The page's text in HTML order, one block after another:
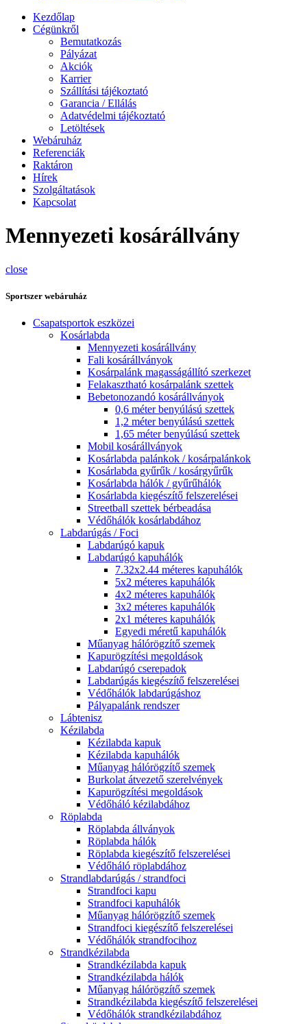
Kezdőlap
Cégünkről
Bemutatkozás
Pályázat
Akciók
Karrier
Szállítási tájékoztató
Garancia / Ellálás
Adatvédelmi tájékoztató
Letöltések
Webáruház
Referenciák
Raktáron
Hírek
Szolgáltatások
Kapcsolat
Mennyezeti kosárállvány
close
Sportszer webáruház
Csapatsportok eszközei
Kosárlabda
Mennyezeti kosárállvány
Fali kosárállványok
Kosárpalánk magasságállító szerkezet
Felakasztható kosárpalánk szettek
Bebetonozandó kosárállványok
0,6 méter benyúlású szettek
1,2 méter benyúlású szettek
1,65 méter benyúlású szettek
Mobil kosárállványok
Kosárlabda palánkok / kosárpalánkok
Kosárlabda gyűrűk / kosárgyűrűk
Kosárlabda hálók / gyűrűhálók
Kosárlabda kiegészítő felszerelései
Streetball szettek bérbeadása
Védőhálók kosárlabdához
Labdarúgás / Foci
Labdarúgó kapuk
Labdarúgó kapuhálók
7.32x2.44 méteres kapuhálók
5x2 méteres kapuhálók
4x2 méteres kapuhálók
3x2 méteres kapuhálók
2x1 méteres kapuhálók
Egyedi méretű kapuhálók
Műanyag hálórögzítő szemek
Kapurögzítési megoldások
Labdarúgó cserepadok
Labdarúgás kiegészítő felszerelései
Védőhálók labdarúgáshoz
Pályapalánk rendszer
Lábtenisz
Kézilabda
Kézilabda kapuk
Kézilabda kapuhálók
Műanyag hálórögzítő szemek
Burkolat átvezető szerelvények
Kapurögzítési megoldások
Védőháló kézilabdához
Röplabda
Röplabda állványok
Röplabda hálók
Röplabda kiegészítő felszerelései
Védőháló röplabdához
Strandlabdarúgás / strandfoci
Strandfoci kapu
Strandfoci kapuhálók
Műanyag hálórögzítő szemek
Strandfoci kiegészítő felszerelései
Védőhálók strandfocihoz
Strandkézilabda
Strandkézilabda kapuk
Strandkézilabda hálók
Műanyag hálórögzítő szemek
Strandkézilabda kiegészítő felszerelései
Védőhálók strandkézilabdához